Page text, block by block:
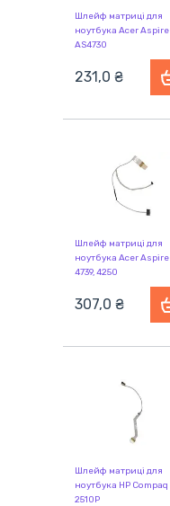
Шлейф матриці для
ноутбука Acer Aspire
AS4730
231,0 ₴
Шлейф матриці для
ноутбука Acer Aspire
4739, 4250
307,0 ₴
Шлейф матриці для
ноутбука HP Compaq
2510P